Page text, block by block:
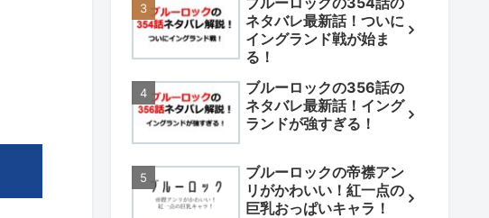
ネタバレ最新話！ついに
イングランド戦が始ま
る！
ブルーロックの356話の
ネタバレ最新話！イング
ランドが強すぎる！
ブルーロックの帝襟アン
リがかわいい！紅一点の
巨乳おっぱいキャラ！